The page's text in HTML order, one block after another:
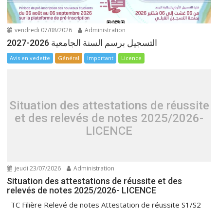
vendredi 07/08/2026 Administration
التسجيل برسم السنة الجامعية 2026-2027
Avis en vedette Général Important Licence
Situation des attestations de réussite
et des relevés de notes 2025/2026-
LICENCE
jeudi 23/07/2026 Administration
Situation des attestations de réussite et des
relevés de notes 2025/2026- LICENCE
TC Filière Relevé de notes Attestation de réussite S1/S2